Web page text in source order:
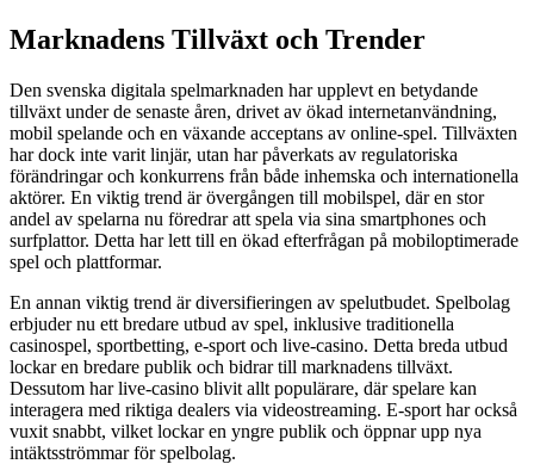
Marknadens Tillväxt och Trender
Den svenska digitala spelmarknaden har upplevt en betydande
tillväxt under de senaste åren, drivet av ökad internetanvändning,
mobil spelande och en växande acceptans av online-spel. Tillväxten
har dock inte varit linjär, utan har påverkats av regulatoriska
förändringar och konkurrens från både inhemska och internationella
aktörer. En viktig trend är övergången till mobilspel, där en stor
andel av spelarna nu föredrar att spela via sina smartphones och
surfplattor. Detta har lett till en ökad efterfrågan på mobiloptimerade
spel och plattformar.
En annan viktig trend är diversifieringen av spelutbudet. Spelbolag
erbjuder nu ett bredare utbud av spel, inklusive traditionella
casinospel, sportbetting, e-sport och live-casino. Detta breda utbud
lockar en bredare publik och bidrar till marknadens tillväxt.
Dessutom har live-casino blivit allt populärare, där spelare kan
interagera med riktiga dealers via videostreaming. E-sport har också
vuxit snabbt, vilket lockar en yngre publik och öppnar upp nya
intäktsströmmar för spelbolag.